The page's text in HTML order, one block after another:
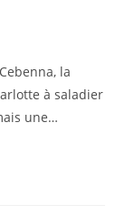
la
à saladier
une…